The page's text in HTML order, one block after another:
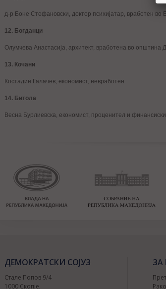
д-р Боне Стефановски, доктор психијатар, вработен во
12. Богданци
Олумчева Анастасија, архитект, вработена во општина
13. Кочани
Костадин Галачев, економист, невработен.
14. Битола
Весна Бурлиевска, економист, проценител и
ДЕМОКРАТСКИ СОЈУЗ
Стале Попов 9/4
1000 Скопје,
ЗА